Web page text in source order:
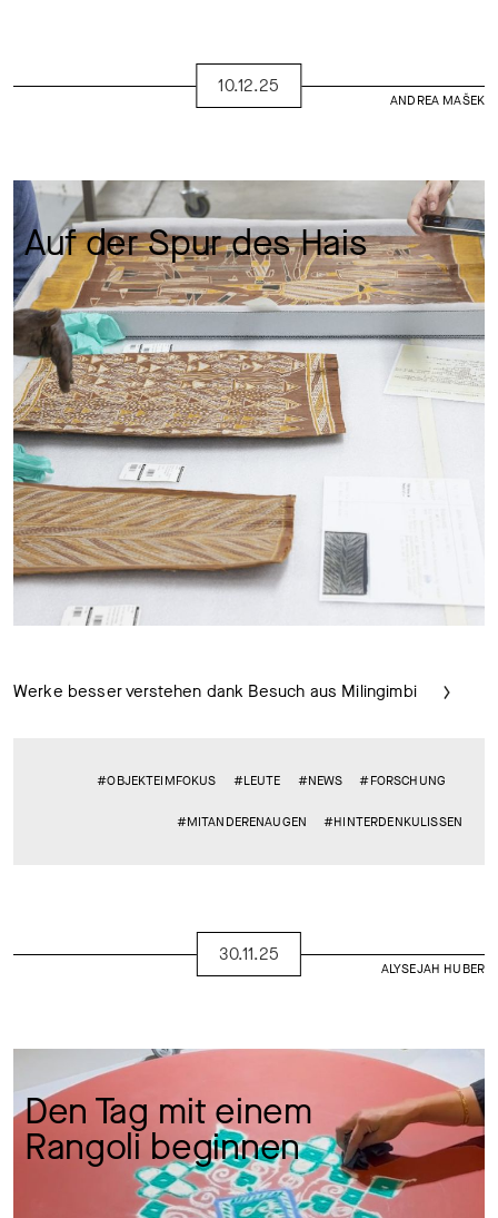
ANDREA MAŠEK
10.12.25
Auf der Spur des Hais
Werke besser verstehen dank Besuch aus Milingimbi
#OBJEKTEIMFOKUS #LEUTE #NEWS #FORSCHUNG
#MITANDERENAUGEN #HINTERDENKULISSEN
ALYSEJAH HUBER
30.11.25
Den Tag mit einem
Rangoli beginnen